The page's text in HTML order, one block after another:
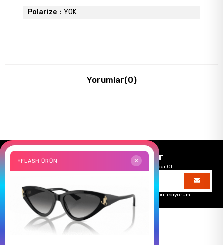
Polarize YOK
Yorumlar(0)
Size Özel Kampanyalar
Hemen Kayıt Ol Fırsatlardan Önce Sen Haberdar Ol!
Üyelik koşullarınıvekişisel verileriminkorunmasını kabul ediyorum.
FLASH ÜRÜN ✕